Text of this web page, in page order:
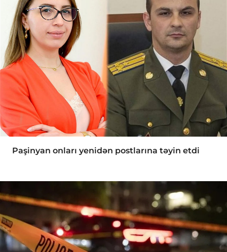
Paşinyan onları yenidən postlarına təyin etdi